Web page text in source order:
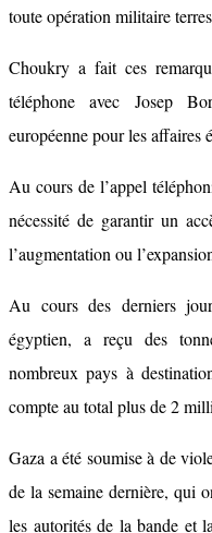
toute opération militaire
Choukry a fait ces
téléphone avec Josep
européenne pour les affaires
Au cours de l’appel
nécessité de garantir un
l’augmentation ou
Au cours des derniers
égyptien, a reçu des
nombreux pays à
compte au total plus de 2
Gaza a été soumise à de
de la semaine dernière, qui
les autorités de la bande et